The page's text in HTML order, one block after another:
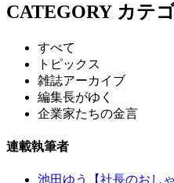
CATEGORY カテ
すべて
トピックス
雑誌アーカイブ
編集長がゆく
企業家たちの金言
連載執筆者
池田ゆう【社長のおしゃ